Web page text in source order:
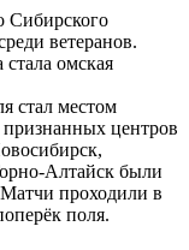
Сибирского
ветеранов.
омская
стал местом
признанных центров
Алтайск были
проходили в
поля.